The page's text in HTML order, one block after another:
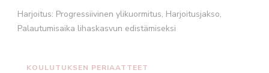
Harjoitus: Progressiivinen ylikuormitus, Harjoitusjakso,
Palautumisaika lihaskasvun edistämiseksi
KOULUTUKSEN PERIAATTEET